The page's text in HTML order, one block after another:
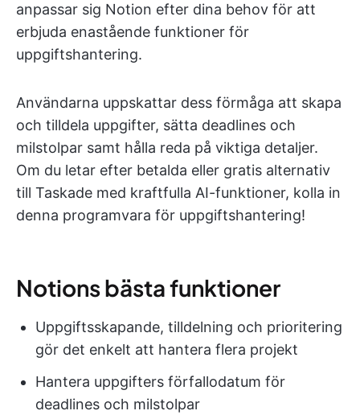
anpassar sig Notion efter dina behov för att
erbjuda enastående funktioner för
uppgiftshantering.
Användarna uppskattar dess förmåga att skapa
och tilldela uppgifter, sätta deadlines och
milstolpar samt hålla reda på viktiga detaljer.
Om du letar efter betalda eller gratis alternativ
till Taskade med kraftfulla AI-funktioner, kolla in
denna programvara för uppgiftshantering!
Notions bästa funktioner
Uppgiftsskapande, tilldelning och prioritering
gör det enkelt att hantera flera projekt
Hantera uppgifters förfallodatum för
deadlines och milstolpar